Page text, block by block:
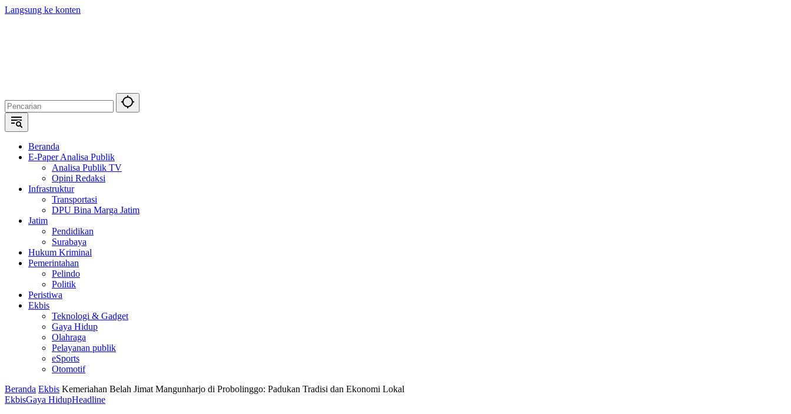
Langsung ke konten
Beranda
E-Paper Analisa Publik
Analisa Publik TV
Opini Redaksi
Infrastruktur
Transportasi
DPU Bina Marga Jatim
Jatim
Pendidikan
Surabaya
Hukum Kriminal
Pemerintahan
Pelindo
Politik
Peristiwa
Ekbis
Teknologi & Gadget
Gaya Hidup
Olahraga
Pelayanan publik
eSports
Otomotif
Beranda Ekbis Kemeriahan Belah Jimat Mangunharjo di Probolinggo: Padukan Tradisi dan Ekonomi Lokal
EkbisGaya HidupHeadline